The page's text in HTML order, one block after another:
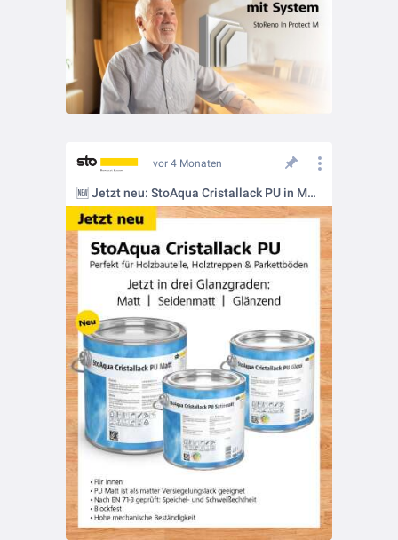
vor 4 Monaten
🆕 Jetzt neu: StoAqua Cristallack PU in Matt!